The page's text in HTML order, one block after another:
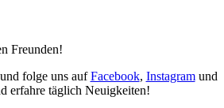
Freunden!
folge uns aufFacebook, Instagramund
erfahre täglich Neuigkeiten!